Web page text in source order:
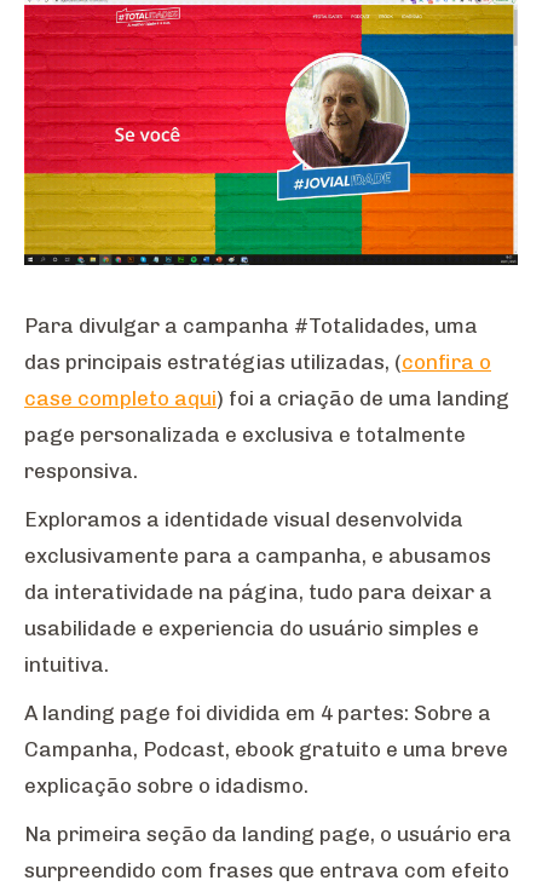
Para divulgar a campanha #Totalidades, uma
das principais estratégias utilizadas, (confira o
case completo aqui) foi a criação de uma landing
page personalizada e exclusiva e totalmente
responsiva.
Exploramos a identidade visual desenvolvida
exclusivamente para a campanha, e abusamos
da interatividade na página, tudo para deixar a
usabilidade e experiencia do usuário simples e
intuitiva.
A landing page foi dividida em 4 partes: Sobre a
Campanha, Podcast, ebook gratuito e uma breve
explicação sobre o idadismo.
Na primeira seção da landing page, o usuário era
surpreendido com frases que entrava com efeito